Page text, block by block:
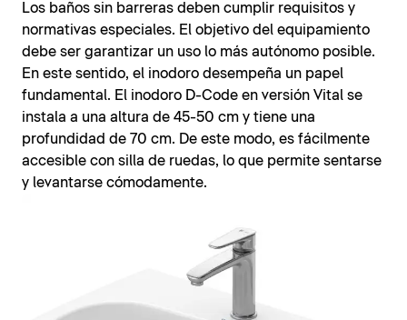
Los baños sin barreras deben cumplir requisitos y
normativas especiales. El objetivo del equipamiento
debe ser garantizar un uso lo más autónomo posible.
En este sentido, el inodoro desempeña un papel
fundamental. El inodoro D-Code en versión Vital se
instala a una altura de 45-50 cm y tiene una
profundidad de 70 cm. De este modo, es fácilmente
accesible con silla de ruedas, lo que permite sentarse
y levantarse cómodamente.